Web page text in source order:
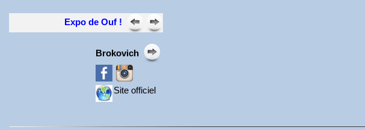
Expo de Ouf !
Brokovich
Site officiel